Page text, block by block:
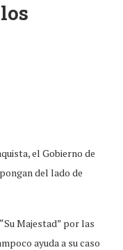
el Gobierno de
del lado de
Majestad” por las
ayuda a su caso